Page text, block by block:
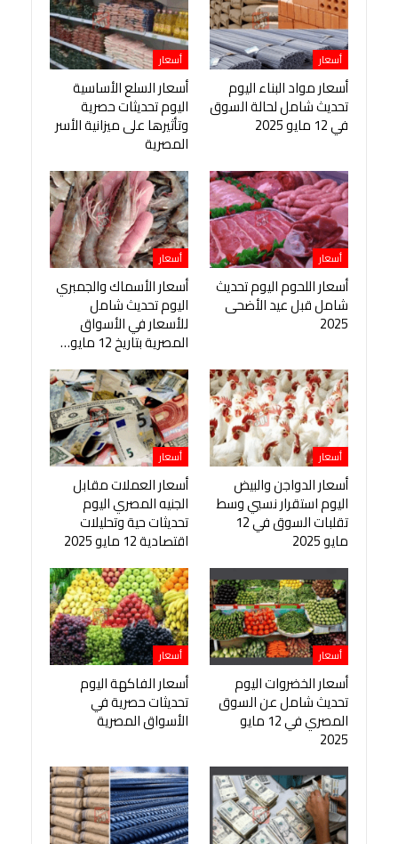
أسعار
أسعار مواد البناء اليوم
تحديث شامل لحالة السوق
في 12 مايو 2025
أسعار
أسعار السلع الأساسية
اليوم تحديثات حصرية
وتأثيرها على ميزانية الأسر
المصرية
أسعار
أسعار اللحوم اليوم تحديث
شامل قبل عيد الأضحى
2025
أسعار
أسعار الأسماك والجمبري
اليوم تحديث شامل
للأسعار في الأسواق
المصرية بتاريخ 12 مايو…
أسعار
أسعار الدواجن والبيض
اليوم استقرار نسبي وسط
تقلبات السوق في 12
مايو 2025
أسعار
أسعار العملات مقابل
الجنيه المصري اليوم
تحديثات حية وتحليلات
اقتصادية 12 مايو 2025
أسعار
أسعار الخضروات اليوم
تحديث شامل عن السوق
المصري في 12 مايو
2025
أسعار
أسعار الفاكهة اليوم
تحديثات حصرية في
الأسواق المصرية